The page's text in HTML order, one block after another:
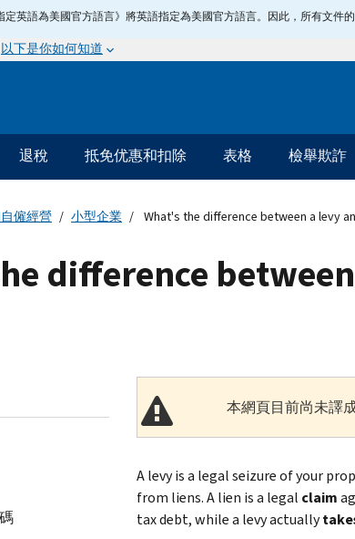
定英語為美國官方語言》將英語指定為美國官方語言。因此，所有文件
以下是你如何知道
退稅 抵免优惠和扣除 表格 檢舉欺詐
僱經營 小型企業 What's the difference between a levy
difference
本網頁目前尚未譯
A levy is a legal seizure of your
from liens. A lien is a legal claim
tax debt, while a levy actually